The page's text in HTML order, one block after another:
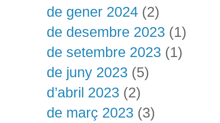
de gener 2024 (2)
de desembre 2023 (1)
de setembre 2023 (1)
de juny 2023 (5)
d’abril 2023 (2)
de març 2023 (3)